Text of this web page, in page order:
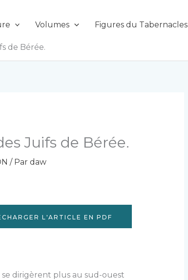
Volumes Figures du Tabernacles
de Bérée.
Juifs de Bérée.
/ Par daw
L'ARTICLE EN PDF
dirigèrent plus au sud-ouest